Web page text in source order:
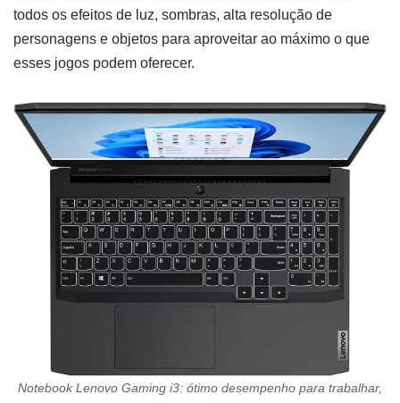
todos os efeitos de luz, sombras, alta resolução de
personagens e objetos para aproveitar ao máximo o que
esses jogos podem oferecer.
Notebook Lenovo Gaming i3: ótimo desempenho para trabalhar,